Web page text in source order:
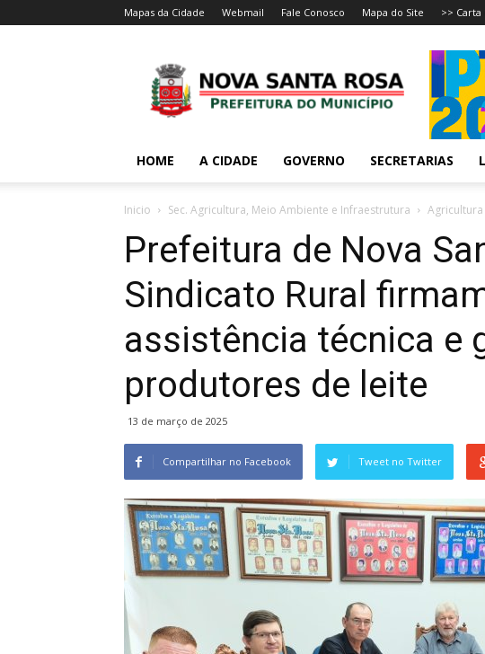
Mapas da Cidade Webmail Fale Conosco Mapa do Site >>
HOME A CIDADE GOVERNO SECRETARIAS
Inicio Sec. Agricultura, Meio Ambiente e Infraestrutura Agricultura
Prefeitura de Nova
Sindicato Rural
assistência técnica e
produtores de leite
13 de março de 2025
Compartilhar no Facebook Tweet no Twitter